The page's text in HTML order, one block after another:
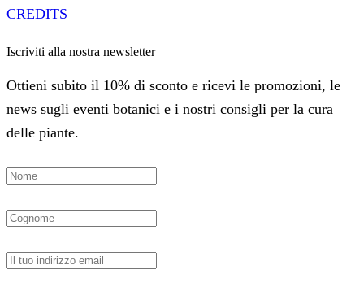
CREDITS
Iscriviti alla nostra newsletter
Ottieni subito il 10% di sconto e ricevi le promozioni, le
news sugli eventi botanici e i nostri consigli per la cura
delle piante.